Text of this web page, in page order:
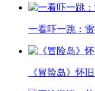
一看吓一跳：雷
《冒险岛》怀